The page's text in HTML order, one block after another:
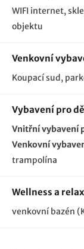
WIFI internet
objektu
Vybavení pro
Vnitřní vybavení
Venkovní
trampolína
Venkovní
Koupací sud
Wellness a relax
venkovní bazén